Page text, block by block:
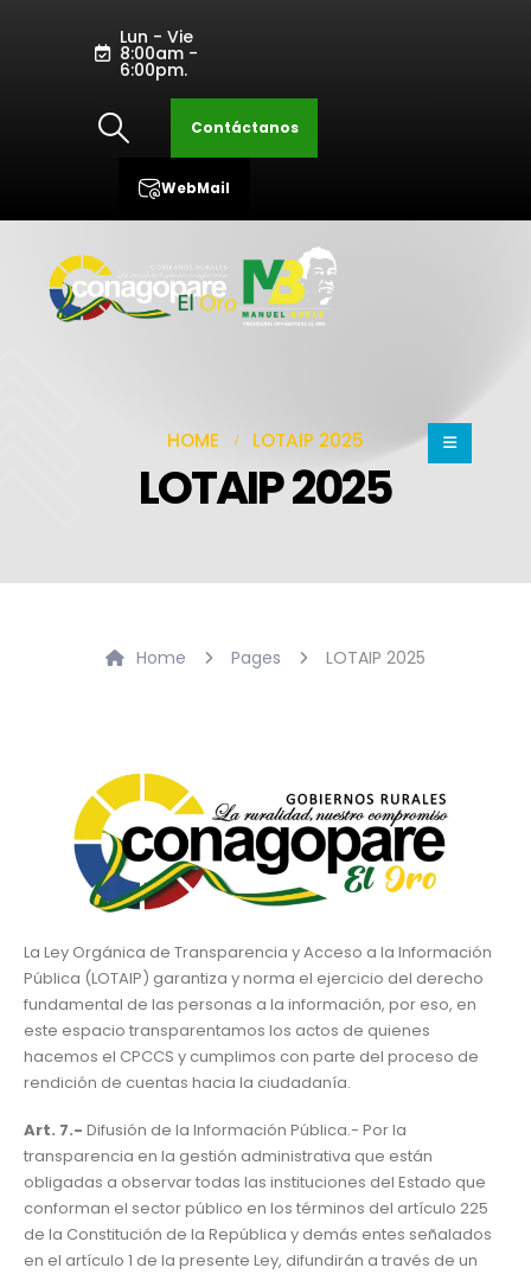
Lun - Vie
8:00am -
6:00pm.
Contáctanos
WebMail
HOME LOTAIP 2025
LOTAIP 2025
Home Pages LOTAIP 2025
La Ley Orgánica de Transparencia y Acceso a la Información
Pública (LOTAIP) garantiza y norma el ejercicio del derecho
fundamental de las personas a la información, por eso, en
este espacio transparentamos los actos de quienes
hacemos el CPCCS y cumplimos con parte del proceso de
rendición de cuentas hacia la ciudadanía.
Art. 7.- Difusión de la Información Pública.- Por la
transparencia en la gestión administrativa que están
obligadas a observar todas las instituciones del Estado que
conforman el sector público en los términos del artículo 225
de la Constitución de la República y demás entes señalados
en el artículo 1 de la presente Ley, difundirán a través de un